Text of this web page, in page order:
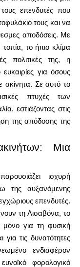
μας
επενδυτές που
τους και να
αποδόσεις. Με
το ήπιο κλίμα
πολιτικές της, η
για όσους
ακίνητα. Σε αυτό το
πτυχές των
εστιάζοντας στις
της απόδοσης της
Μια
ισχυρή
της αυξανόμενης
επενδυτές.
τη Λισαβόνα, το
για τη φυσική
τις δυνατότητες
ενδιαφέρον
φορολογικό